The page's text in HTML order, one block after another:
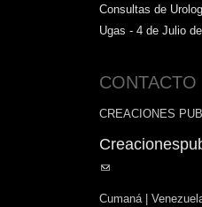
Consultas de
Ugas - 4 de Julio
CONTACTO
CREACIONES
(link
Cumaná |